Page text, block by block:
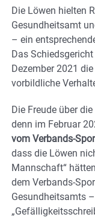
Die Löwen hielten
Gesundheitsamt
– ein
Das
Dezember 2021
vorbildliche
Die Freude über
denn im Februar
vom Verbands-
dass die Löwen
Mannschaft“
dem Verbands-
Gesundheitsamts